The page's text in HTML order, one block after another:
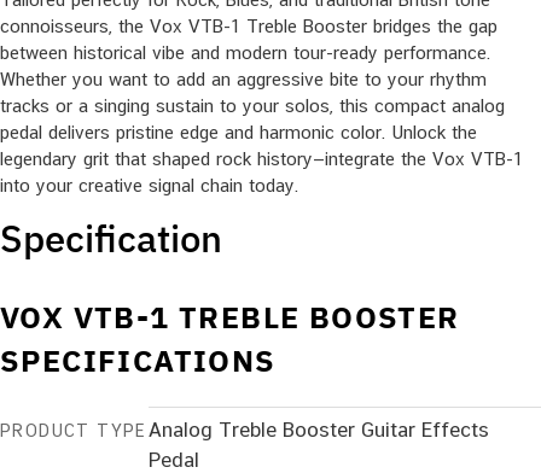
connoisseurs, the Vox VTB-1 Treble Booster bridges the gap
between historical vibe and modern tour-ready performance.
Whether you want to add an aggressive bite to your rhythm
tracks or a singing sustain to your solos, this compact analog
pedal delivers pristine edge and harmonic color. Unlock the
legendary grit that shaped rock history—integrate the Vox VTB-1
into your creative signal chain today.
Specification
VOX VTB-1 TREBLE BOOSTER
SPECIFICATIONS
PRODUCT TYPE Analog Treble Booster Guitar Effects
Pedal